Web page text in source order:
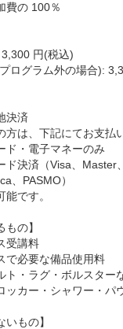
費の 100％
3,300 円(税込)
ログラム外の場合):
決済
方は、下記にてお支払
ド・電子マネーのみ
ド決済（Visa、Master
、PASMO）
能です。
もの】
受講料
で必要な備品使用料
ト・ラグ・ボルスター
ッカー・シャワー・パ
いもの】